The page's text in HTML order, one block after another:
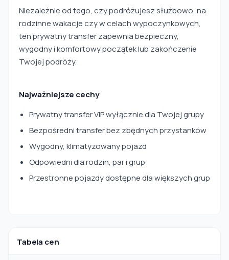
Niezależnie od tego, czy podróżujesz służbowo, na
rodzinne wakacje czy w celach wypoczynkowych,
ten prywatny transfer zapewnia bezpieczny,
wygodny i komfortowy początek lub zakończenie
Twojej podróży.
Najważniejsze cechy
Prywatny transfer VIP wyłącznie dla Twojej grupy
Bezpośredni transfer bez zbędnych przystanków
Wygodny, klimatyzowany pojazd
Odpowiedni dla rodzin, par i grup
Przestronne pojazdy dostępne dla większych grup
Tabela cen